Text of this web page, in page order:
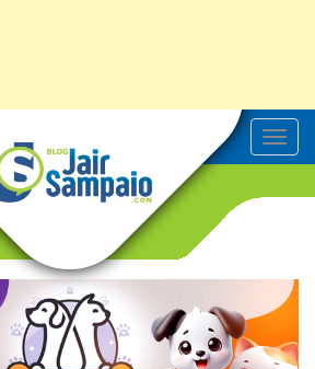
T
o
v
g
t
i